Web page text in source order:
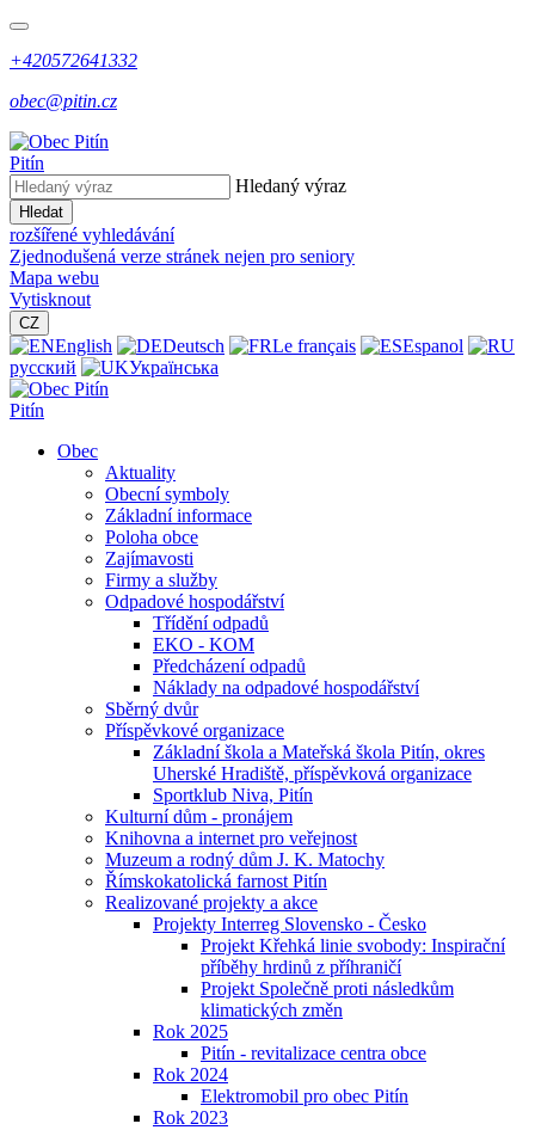
+420572641332
obec@pitin.cz
Pitín
Hledaný výraz
Hledat
rozšířené vyhledávání
Zjednodušená verze stránek nejen pro seniory
Mapa webu
Vytisknout
CZ
English Deutsch Le français
Espanol
русский
Українська
Pitín
Obec
Aktuality
Obecní symboly
Základní informace
Poloha obce
Zajímavosti
Firmy a služby
Odpadové hospodářství
Třídění odpadů
EKO - KOM
Předcházení odpadů
Náklady na odpadové hospodářství
Sběrný dvůr
Příspěvkové organizace
Základní škola a Mateřská škola Pitín, okres
Uherské Hradiště, příspěvková organizace
Sportklub Niva, Pitín
Kulturní dům - pronájem
Knihovna a internet pro veřejnost
Muzeum a rodný dům J. K. Matochy
Římskokatolická farnost Pitín
Realizované projekty a akce
Projekty Interreg Slovensko - Česko
Projekt Křehká linie svobody: Inspirační
příběhy hrdinů z příhraničí
Projekt Společně proti následkům
klimatických změn
Rok 2025
Pitín - revitalizace centra obce
Rok 2024
Elektromobil pro obec Pitín
Rok 2023